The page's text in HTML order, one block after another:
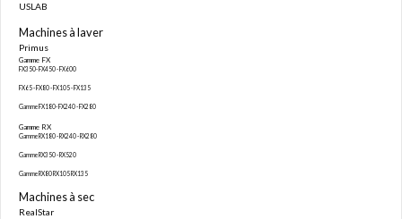
USLAB
Machines à laver
Primus
Gamme FX
FX350- FX450 - FX600
FX65 - FX80 - FX105 - FX135
Gamme FX180- FX240 - FX280
Gamme RX
Gamme RX180 - RX240 - RX280
Gamme RX350 - RX520
Gamme RX80 RX105 RX135
Machines à sec
RealStar